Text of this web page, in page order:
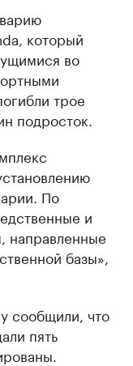
который
во
трое
подросток.
По
и
направленные
базы»,
сообщили, что
пять